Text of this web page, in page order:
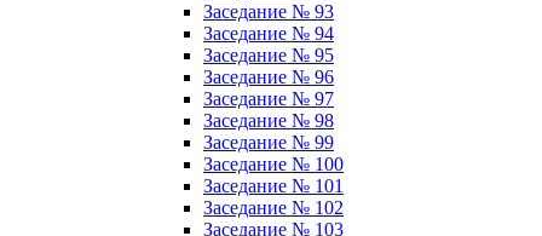
Заседание № 93
Заседание № 94
Заседание № 95
Заседание № 96
Заседание № 97
Заседание № 98
Заседание № 99
Заседание № 100
Заседание № 101
Заседание № 102
Заседание № 103